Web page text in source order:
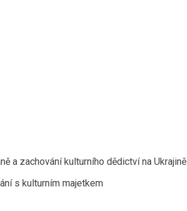
a zachování kulturního dědictví na Ukrajině
s kulturním majetkem